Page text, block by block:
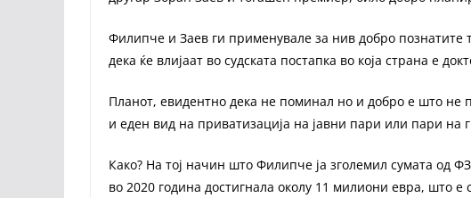
Филипче и Заев ги применувале за нив добро познатите
дека ќе влијаат во судската постапка во која страна е
Планот, евидентно дека не поминал но и добро е што не
и еден вид на приватизација на јавни пари или пари на
Како? На тој начин што Филипче ја зголемил сумата од
во 2020 година достигнала околу 11 милиони евра, што е